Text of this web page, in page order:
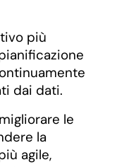
più
dai dati.
le
la
agile,